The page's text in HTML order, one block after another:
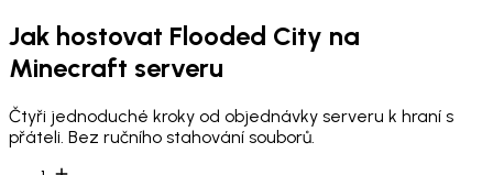
Jak hostovat Flooded City na
Minecraft serveru
Čtyři jednoduché kroky od objednávky serveru k hraní s
přáteli. Bez ručního stahování souborů.